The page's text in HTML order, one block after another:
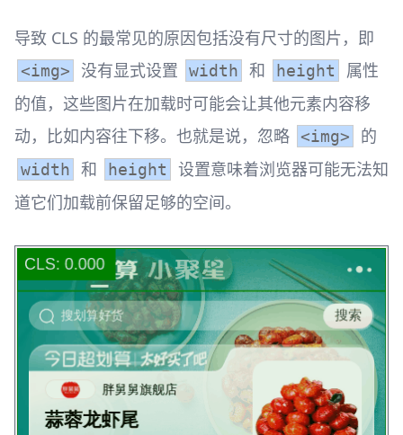
导致 CLS 的最常见的原因包括没有尺寸的图片，即
<img> 没有显式设置 width 和 height
属性
的值，这些图片在加载时可能会让其他元素内容移
动，比如内容往下移。也就是说，忽略 <img> 的
width 和 height
设置意味着浏览器可能无法知
道它们加载前保留足够的空间。